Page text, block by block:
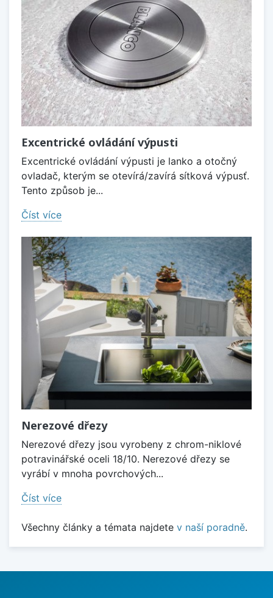
Excentrické ovládání výpusti
Excentrické ovládání výpusti je lanko a otočný
ovladač, kterým se otevírá/zavírá sítková výpusť.
Tento způsob je...
Číst více
Nerezové dřezy
Nerezové dřezy jsou vyrobeny z chrom-niklové
potravinářské oceli 18/10. Nerezové dřezy se
vyrábí v mnoha povrchových...
Číst více
Všechny články a témata najdete v naší poradně.